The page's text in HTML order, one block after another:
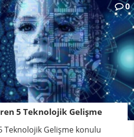
5 Teknolojik Gelişme
0
Teknolojik Gelişme konulu